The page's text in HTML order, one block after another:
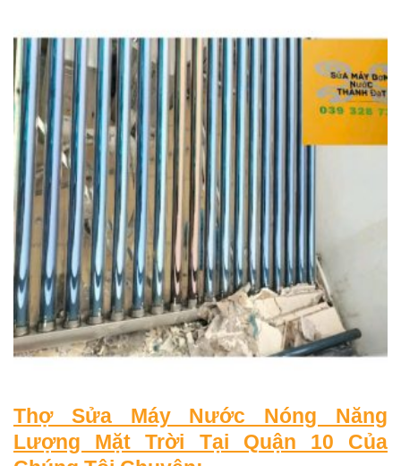
Thợ Sửa Máy Nước Nóng Năng
Lượng Mặt Trời Tại Quận 10 Của